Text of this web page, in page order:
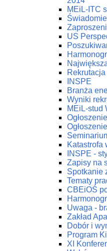
MEiL-ITC
US
INSPE
Branża
Wyniki
MEiL-stud
Katastrofa
INSPE -
Zapisy na
Spotkanie
Tematy
CBEiOŚ
Uwaga -
Zakład
Dobór i
Program
XI